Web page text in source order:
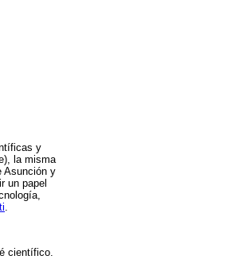
y
la misma
Asunción y
un papel
científico.